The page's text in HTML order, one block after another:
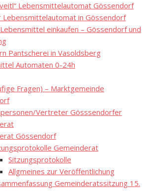
Lebensmittelautomat Gössendorf
Lebensmittelautomat in Gössendorf
einkaufen – Gössendorf und
Pantscherei in Vasoldsberg
Automaten 0-24h
Fragen) – Marktgemeinde
Vertreter Gösssendorfer
Gössendorf
Gemeinderat
Sitzungsprotokolle
Allgmeines zur Veröffentlichung
Gemeinderatssitzung 15.